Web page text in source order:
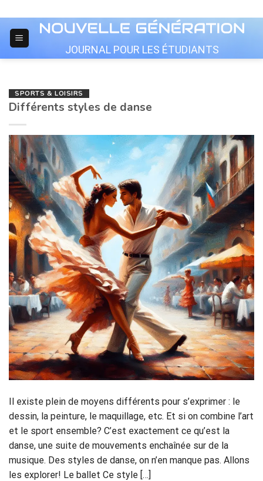
to
content
JOURNAL POUR LES ÉTUDIANTS
SPORTS & LOISIRS
Différents styles de danse
Il existe plein de moyens différents pour s’exprimer : le
dessin, la peinture, le maquillage, etc. Et si on combine l’art
et le sport ensemble? C’est exactement ce qu’est la
danse, une suite de mouvements enchaînée sur de la
musique. Des styles de danse, on n’en manque pas. Allons
les explorer! Le ballet Ce style […]